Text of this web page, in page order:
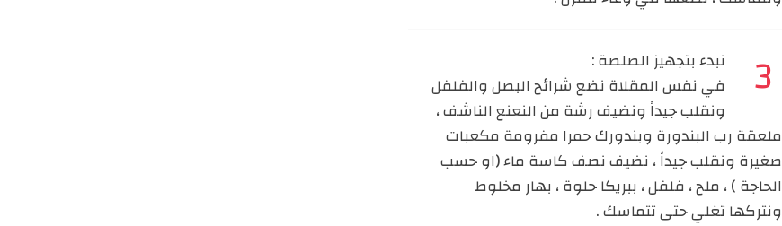
نبدء بتجهيز الصلصة :
في نفس المقلاة نضع شرائح البصل والفلفل
ونقلب جيداً ونضيف رشة من النعنع الناشف ،
ملعقة رب البندورة وبندورك حمرا مفرومة مكعبات
صغيرة ونقلب جيداً ، نضيف نصف كاسة ماء (او حسب
الحاجة ) ، ملح ، فلفل ، ببريكا حلوة ، بهار مخلوط
ونتركها تغلي حتى تتماسك .